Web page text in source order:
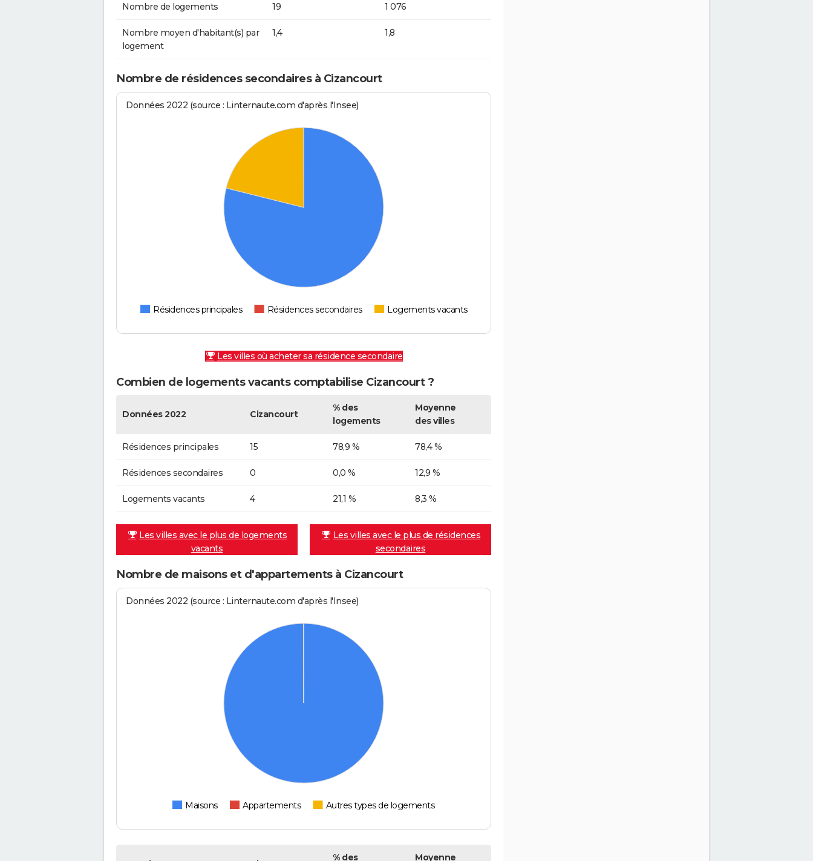
Nombre de logements 19 1 076
Nombre moyen d'habitant(s) par
logement
1,4 1,8
Nombre de résidences secondaires à Cizancourt
Données 2022 (source : Linternaute.com d'après l'Insee)
Résidences principales Résidences secondaires Logements vacants
Les villes où acheter sa résidence secondaire
Combien de logements vacants comptabilise Cizancourt ?
Données 2022 Cizancourt
% des
logements
Moyenne
des villes
Résidences principales 15 78,9 % 78,4 %
Résidences secondaires 0 0,0 % 12,9 %
Logements vacants 4 21,1 % 8,3 %
Les villes avec le plus de logements
vacants
Les villes avec le plus de résidences
secondaires
Nombre de maisons et d'appartements à Cizancourt
Données 2022 (source : Linternaute.com d'après l'Insee)
Maisons Appartements Autres types de logements
% des Moyenne